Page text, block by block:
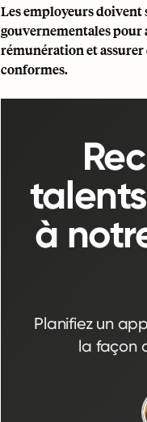
Les employeurs doivent
gouvernementales pour
rémunération et
conformes.
à
Planifiez un
la façon